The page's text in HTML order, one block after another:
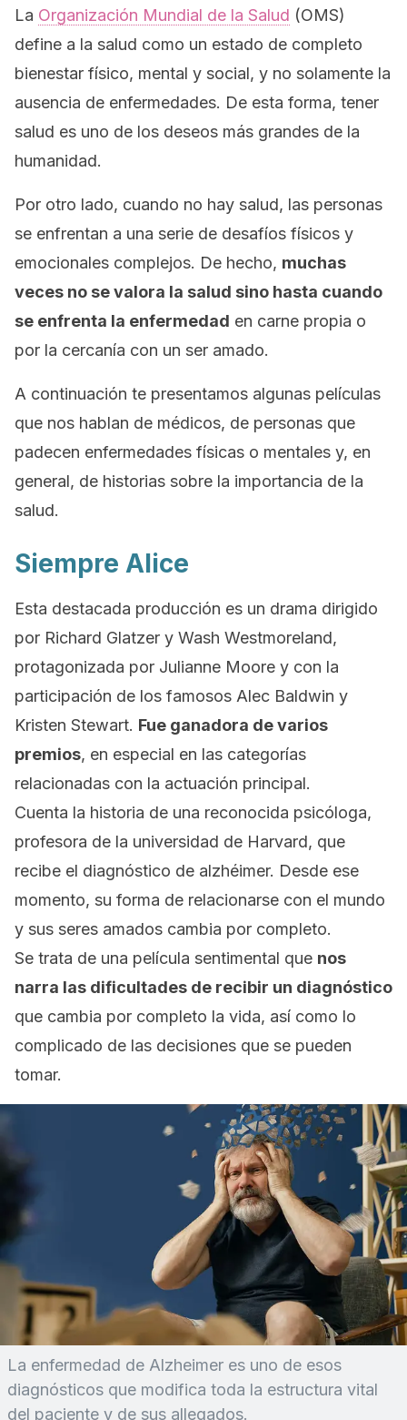
La Organización Mundial de la Salud (OMS)
define a la salud como un estado de completo
bienestar físico, mental y social, y no solamente la
ausencia de enfermedades. De esta forma, tener
salud es uno de los deseos más grandes de la
humanidad.
Por otro lado, cuando no hay salud, las personas
se enfrentan a una serie de desafíos físicos y
emocionales complejos. De hecho, muchas
veces no se valora la salud sino hasta cuando
se enfrenta la enfermedad en carne propia o
por la cercanía con un ser amado.
A continuación te presentamos algunas películas
que nos hablan de médicos, de personas que
padecen enfermedades físicas o mentales y, en
general, de historias sobre la importancia de la
salud.
Siempre Alice
Esta destacada producción es un drama dirigido
por Richard Glatzer y Wash Westmoreland,
protagonizada por Julianne Moore y con la
participación de los famosos Alec Baldwin y
Kristen Stewart. Fue ganadora de varios
premios, en especial en las categorías
relacionadas con la actuación principal.
Cuenta la historia de una reconocida psicóloga,
profesora de la universidad de Harvard, que
recibe el diagnóstico de alzhéimer. Desde ese
momento, su forma de relacionarse con el mundo
y sus seres amados cambia por completo.
Se trata de una película sentimental que nos
narra las dificultades de recibir un diagnóstico
que cambia por completo la vida, así como lo
complicado de las decisiones que se pueden
tomar.
La enfermedad de Alzheimer es uno de esos
diagnósticos que modifica toda la estructura vital
del paciente y de sus allegados.